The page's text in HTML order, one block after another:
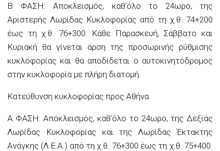
Β ΦΑΣΗ: Αποκλεισμός, καθ’όλο το 24ωρο, της
Αριστερής Λωρίδας Κυκλοφορίας από τη χ.θ. 74+200
έως τη χ.θ. 76+300. Κάθε Παρασκευή, Σάββατο και
Κυριακή θα γίνεται άρση της προσωρινής ρύθμισης
κυκλοφορίας και θα αποδίδεται ο αυτοκινητόδρομος
στην κυκλοφορία με πλήρη διατομή.
Κατεύθυνση κυκλοφορίας προς Αθήνα
Α ΦΑΣΗ: Αποκλεισμός, καθ’όλο το 24ωρο, της Δεξιάς
Λωρίδας Κυκλοφορίας και της Λωρίδας Έκτακτης
Ανάγκης (Λ.Ε.Α.) από τη χ.θ. 76+300 έως τη χ.θ. 75+400.